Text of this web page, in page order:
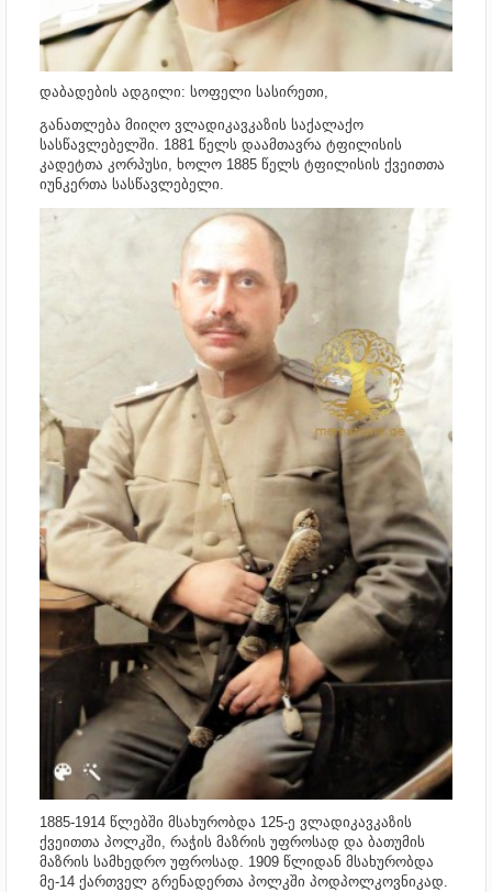
დაბადების ადგილი: სოფელი სასირეთი,
განათლება მიიღო ვლადიკავკაზის საქალაქო
სასწავლებელში. 1881 წელს დაამთავრა ტფილისის
კადეტთა კორპუსი, ხოლო 1885 წელს ტფილისის ქვეითთა
იუნკერთა სასწავლებელი.
1885-1914 წლებში მსახურობდა 125-ე ვლადიკავკაზის
ქვეითთა პოლკში, რაჭის მაზრის უფროსად და ბათუმის
მაზრის სამხედრო უფროსად. 1909 წლიდან მსახურობდა
მე-14 ქართველ გრენადერთა პოლკში პოდპოლკოვნიკად.